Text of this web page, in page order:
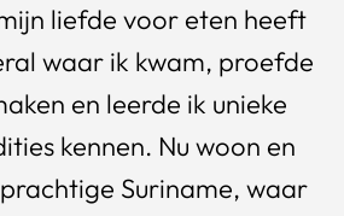
liefde voor eten heeft
waar ik kwam, proefde
en leerde ik unieke
kennen. Nu woon en
Suriname, waar